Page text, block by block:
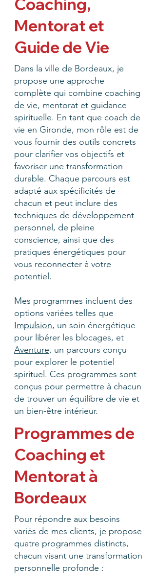
Coaching,
Mentorat et
Guide de Vie
Dans la ville de Bordeaux, je
propose une approche
complète qui combine coaching
de vie, mentorat et guidance
spirituelle. En tant que coach de
vie en Gironde, mon rôle est de
vous fournir des outils concrets
pour clarifier vos objectifs et
favoriser une transformation
durable. Chaque parcours est
adapté aux spécificités de
chacun et peut inclure des
techniques de développement
personnel, de pleine
conscience, ainsi que des
pratiques énergétiques pour
vous reconnecter à votre
potentiel.
Mes programmes incluent des
options variées telles que
Impulsion, un soin énergétique
pour libérer les blocages, et
Aventure, un parcours conçu
pour explorer le potentiel
spirituel. Ces programmes sont
conçus pour permettre à chacun
de trouver un équilibre de vie et
un bien-être intérieur.
Programmes de
Coaching et
Mentorat à
Bordeaux
Pour répondre aux besoins
variés de mes clients, je propose
quatre programmes distincts,
chacun visant une transformation
personnelle profonde :